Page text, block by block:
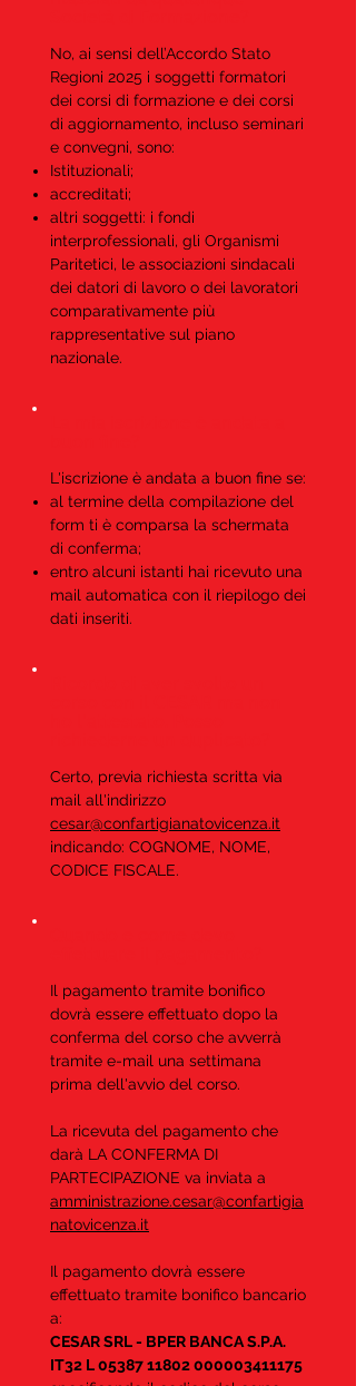
No, ai sensi dell’Accordo Stato
Regioni 2025 i soggetti formatori
dei corsi di formazione e dei corsi
di aggiornamento, incluso seminari
e convegni, sono:
Istituzionali;
accreditati;
altri soggetti: i fondi
interprofessionali, gli Organismi
Paritetici, le associazioni sindacali
dei datori di lavoro o dei lavoratori
comparativamente più
rappresentative sul piano
nazionale.
L'iscrizione è andata a buon fine se:
al termine della compilazione del
form ti è comparsa la schermata
di conferma;
entro alcuni istanti hai ricevuto una
mail automatica con il riepilogo dei
dati inseriti.
Certo, previa richiesta scritta via
mail all'indirizzo
cesar@confartigianatovicenza.it
indicando: COGNOME, NOME,
CODICE FISCALE.
Il pagamento tramite bonifico
dovrà essere effettuato dopo la
conferma del corso che avverrà
tramite e-mail una settimana
prima dell'avvio del corso.
La ricevuta del pagamento che
darà LA CONFERMA DI
PARTECIPAZIONE va inviata a
amministrazione.cesar@confartigia
natovicenza.it
Il pagamento dovrà essere
effettuato tramite bonifico bancario
a:
CESAR SRL - BPER BANCA S.P.A.
IT32 L05387 11802000003411175